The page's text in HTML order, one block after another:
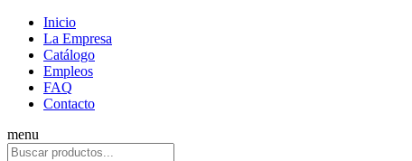
Inicio
La Empresa
Catálogo
Empleos
FAQ
Contacto
menu